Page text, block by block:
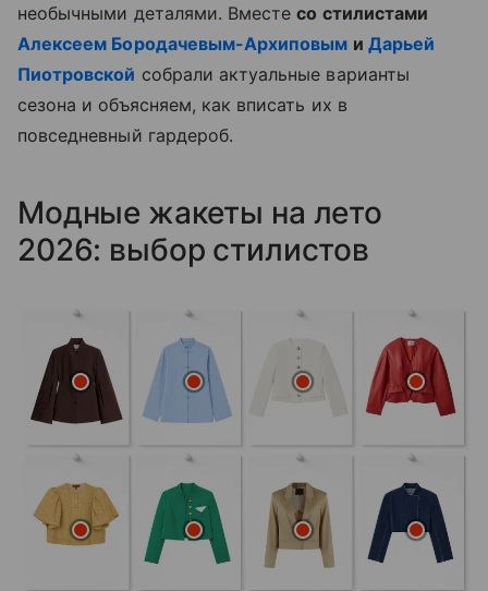
необычными деталями. Вместесо стилистами
Алексеем Бородачевым-Архиповым и Дарьей
Пиотровской собрали актуальные варианты
сезона и объясняем, как вписать их в
повседневный гардероб.
Модные жакеты на лето
2026: выбор стилистов